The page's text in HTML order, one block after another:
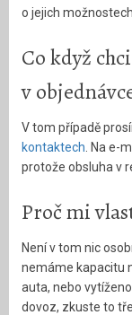
o jejich
Co když
v
V tom případě
kontaktech . Na e-
protože obsluha v
Proč mi
Není v tom nic
nemáme kapacitu
auta, nebo
dovoz, zkuste to